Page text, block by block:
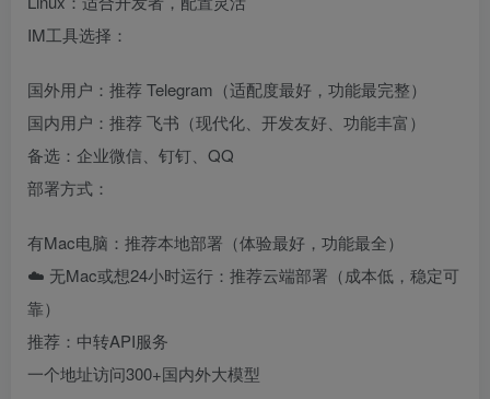
IM工具选择：
国外用户：推荐 Telegram（适配度最好，功能最完整）
国内用户：推荐 飞书（现代化、开发友好、功能丰富）
备选：企业微信、钉钉、QQ
部署方式：
有Mac电脑：推荐本地部署（体验最好，功能最全）
☁️ 无Mac或想24小时运行：推荐云端部署（成本低，稳定可
靠）
推荐：中转API服务
一个地址访问300+国内外大模型